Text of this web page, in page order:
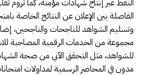
النقط عبر إنتاج شهادات مؤمنة، كما تروم
الفاصلة بين الإعلان عن النتائج الخاصة
وتسليم الشواهد للناجحات والناجحين،
مجموعة من الخدمات الرقمية المصاحبة
للشواهد، مثل التحقق الآني من صحة
مدون في المحاضر الرسمية لمداولات